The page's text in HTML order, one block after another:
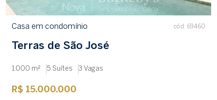
Casa em condomínio cód. 69460
Terras de São José
1.000 m² 5 Suítes 3 Vagas
R$ 15.000.000